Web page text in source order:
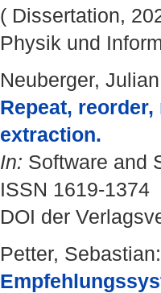
( Dissertation,
Physik und
Neuberger, Julian
Repeat,
extraction.
In: Software and
ISSN 1619-1374
DOI der
Petter, Sebastian: